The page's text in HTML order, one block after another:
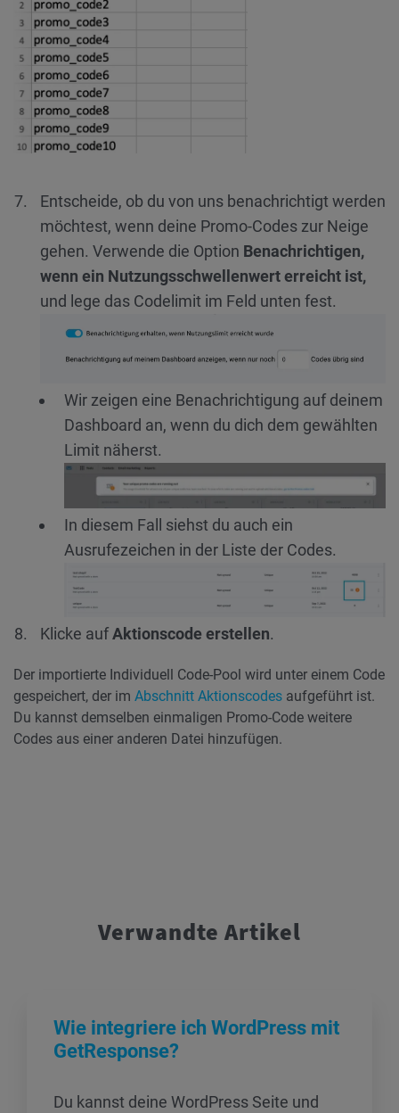
Entscheide, ob du von uns benachrichtigt werden
möchtest, wenn deine Promo-Codes zur Neige
gehen. Verwende die Option Benachrichtigen,
wenn ein Nutzungsschwellenwert erreicht ist,
und lege das Codelimit im Feld unten fest.
Wir zeigen eine Benachrichtigung auf deinem
Dashboard an, wenn du dich dem gewählten
Limit näherst.
In diesem Fall siehst du auch ein
Ausrufezeichen in der Liste der Codes.
Klicke aufAktionscode erstellen.
Der importierte Individuell Code-Pool wird unter einem Code
gespeichert, der im Abschnitt Aktionscodes aufgeführt ist.
Du kannst demselben einmaligen Promo-Code weitere
Codes aus einer anderen Datei hinzufügen.
Verwandte Artikel
Wie integriere ich WordPress mit
GetResponse?
Du kannst deine WordPress Seite und